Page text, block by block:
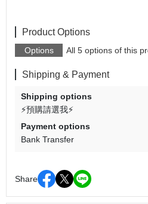
Product Options
Options All 5 options of this
Shipping & Payment
Shipping options
⚡預購請選我⚡
Payment options
Bank Transfer
Share